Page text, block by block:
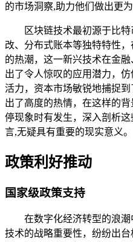
的市场洞察,助力他们做出更
区块链技术最初源于比
改、分布式账本等独特特性
的热潮，这一新兴技术在金
出了令人惊叹的应用潜力，
活力，资本市场敏锐地捕捉
出了高度的热情，在这样的
停现象时有发生，深入剖析
言,无疑具有重要的现实意义。
政策利好推动
国家级政策支持
在数字化经济转型的浪
技术的战略重要性，纷纷出